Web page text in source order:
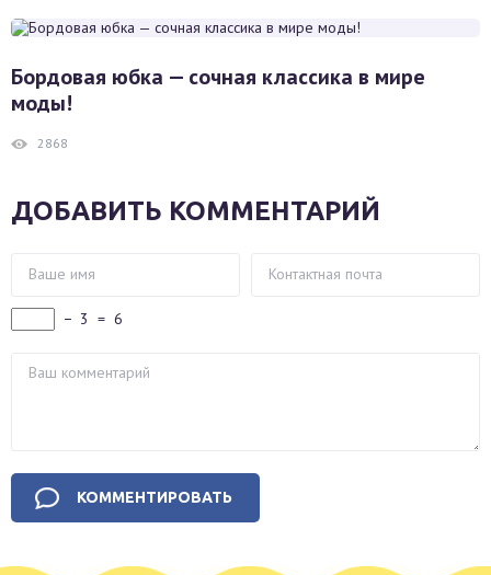
Бордовая юбка — сочная классика в мире
моды!
2868
ДОБАВИТЬ КОММЕНТАРИЙ
− 3 = 6